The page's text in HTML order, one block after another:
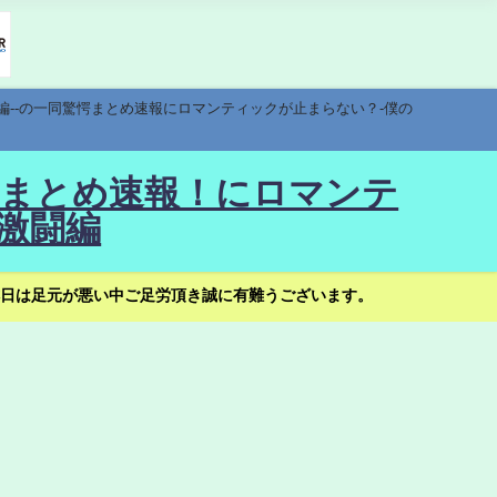
の一同驚愕まとめ速報にロマンティックが止まらない？-僕の
とめ速報！にロマンテ
闘編
足元が悪い中ご足労頂き誠に有難うございます。